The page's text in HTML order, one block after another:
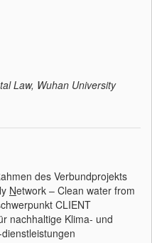
Law, Wuhan University
des Verbundprojekts
Network – Clean water from
CLIENT
nachhaltige Klima- und